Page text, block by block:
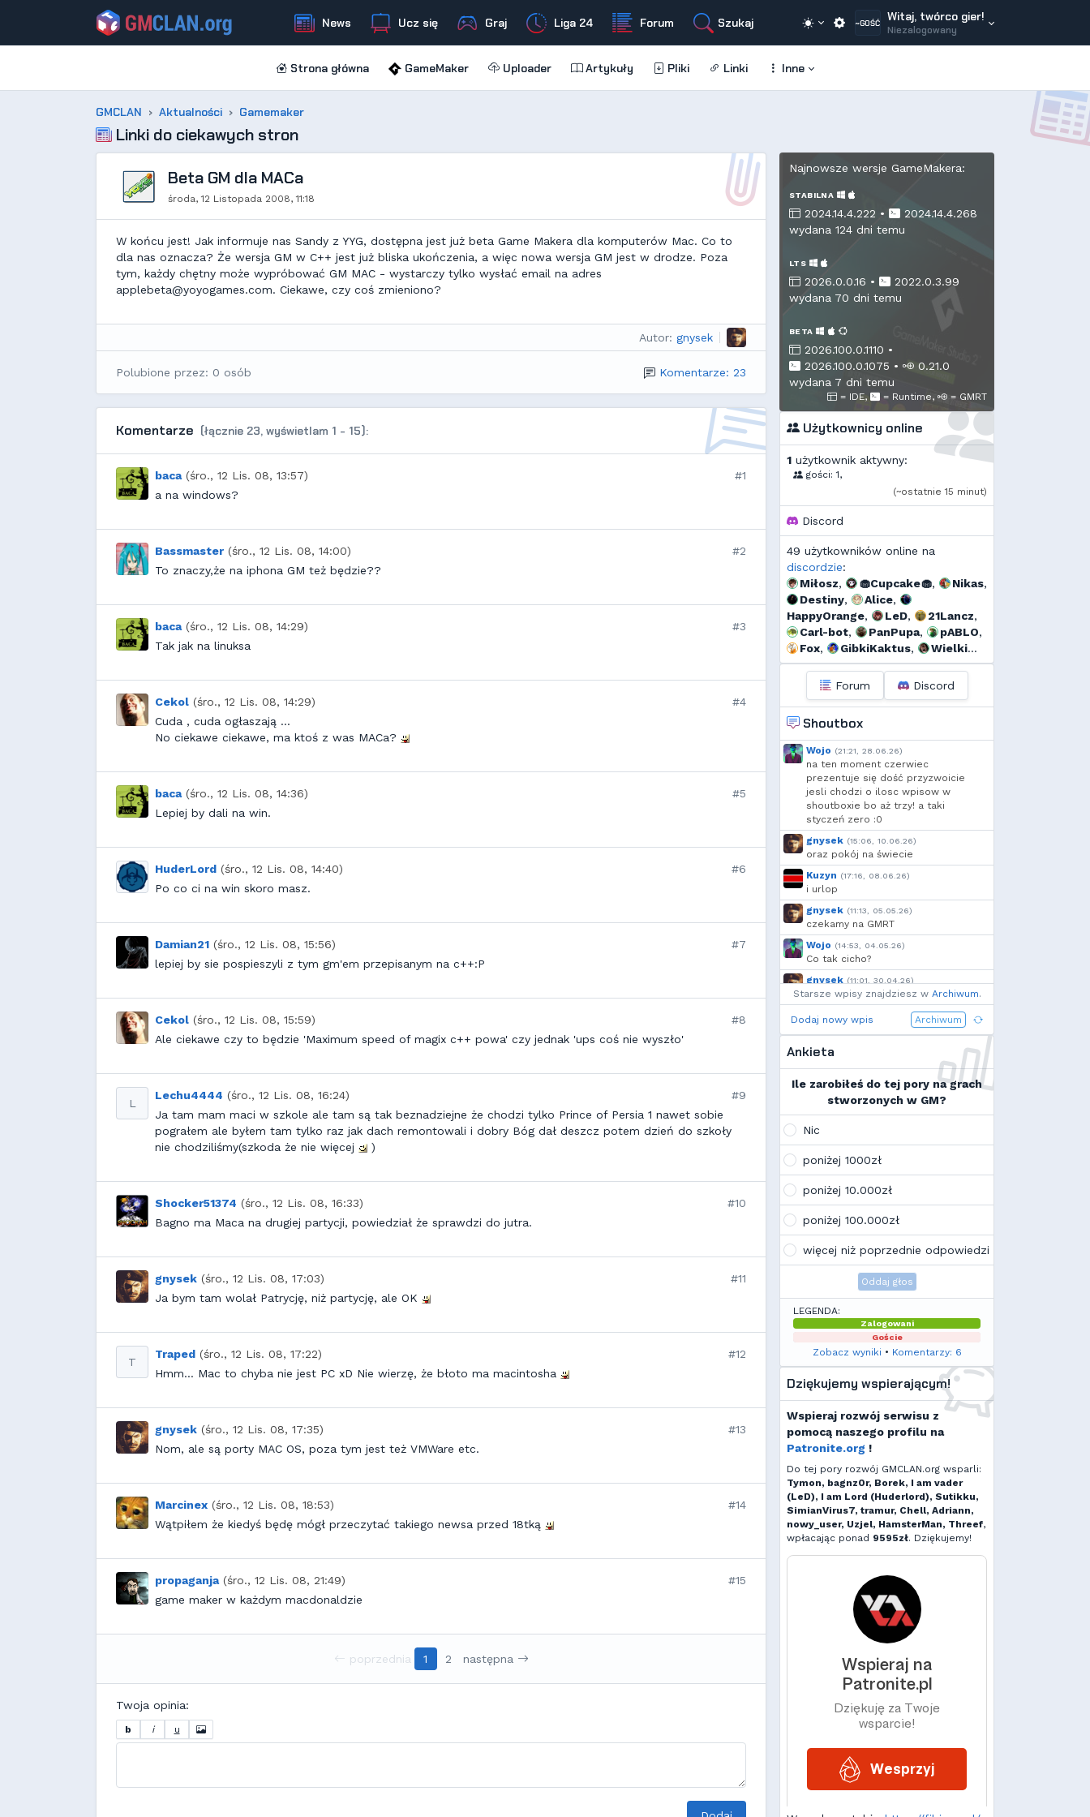
~GOŚĆ Witaj, twórco gier!
Niezalogowany
News Ucz się Graj Liga 24 Forum Szukaj
Strona główna GameMaker Uploader Artykuły Pliki Linki Inne
GMCLAN Aktualności Gamemaker
Linki do ciekawych stron
Beta GM dla MACa
środa, 12 Listopada 2008, 11:18
W końcu jest! Jak informuje nas Sandy z YYG, dostępna jest już beta Game Makera dla komputerów Mac. Co to
dla nas oznacza? Że wersja GM w C++ jest już bliska ukończenia, a więc nowa wersja GM jest w drodze. Poza
tym, każdy chętny może wypróbować GM MAC - wystarczy tylko wysłać email na adres
applebeta@yoyogames.com. Ciekawe, czy coś zmieniono?
Autor: gnysek
Polubione przez: 0 osób Komentarze: 23
Komentarze (łącznie 23, wyświetlam 1 - 15):
baca (śro., 12 Lis. 08, 13:57)
#1
a na windows?
Bassmaster (śro., 12 Lis. 08, 14:00)
#2
To znaczy,że na iphona GM też będzie??
baca (śro., 12 Lis. 08, 14:29)
#3
Tak jak na linuksa
Cekol (śro., 12 Lis. 08, 14:29)
#4
Cuda , cuda ogłaszają ...
No ciekawe ciekawe, ma ktoś z was MACa?
baca (śro., 12 Lis. 08, 14:36)
#5
Lepiej by dali na win.
HuderLord (śro., 12 Lis. 08, 14:40)
#6
Po co ci na win skoro masz.
Damian21 (śro., 12 Lis. 08, 15:56)
#7
lepiej by sie pospieszyli z tym gm'em przepisanym na c++:P
Cekol (śro., 12 Lis. 08, 15:59)
#8
Ale ciekawe czy to będzie 'Maximum speed of magix c++ powa' czy jednak 'ups coś nie wyszło'
L
Lechu4444 (śro., 12 Lis. 08, 16:24)
#9
Ja tam mam maci w szkole ale tam są tak beznadziejne że chodzi tylko Prince of Persia 1 nawet sobie
pograłem ale byłem tam tylko raz jak dach remontowali i dobry Bóg dał deszcz potem dzień do szkoły
nie chodziliśmy(szkoda że nie więcej
)
Shocker51374 (śro., 12 Lis. 08, 16:33)
#10
Bagno ma Maca na drugiej partycji, powiedział że sprawdzi do jutra.
gnysek (śro., 12 Lis. 08, 17:03)
#11
Ja bym tam wolał Patrycję, niż partycję, ale OK
T
Traped (śro., 12 Lis. 08, 17:22)
#12
Hmm... Mac to chyba nie jest PC xD Nie wierzę, że błoto ma macintosha
gnysek (śro., 12 Lis. 08, 17:35)
#13
Nom, ale są porty MAC OS, poza tym jest też VMWare etc.
Marcinex (śro., 12 Lis. 08, 18:53)
#14
Wątpiłem że kiedyś będę mógł przeczytać takiego newsa przed 18tką
propaganja (śro., 12 Lis. 08, 21:49)
#15
game maker w każdym macdonaldzie
poprzednia 1 2 następna
Twoja opinia:
b i u
Najnowsze wersje GameMakera:
STABILNA
2024.14.4.222 •
2024.14.4.268
wydana 124 dni temu
LTS
2026.0.0.16 •
2022.0.3.99
wydana 70 dni temu
BETA
2026.100.0.1110 •
2026.100.0.1075 •
0.21.0
wydana 7 dni temu
= IDE, = Runtime, = GMRT
Użytkownicy online
1 użytkownik aktywny:
gości: 1,
(~ostatnie 15 minut)
Discord
49 użytkowników online na
discordzie:
Miłosz, 🧁Cupcake🧁, Nikas,
Destiny, Alice,
HappyOrange, LeD, 21Lancz,
Carl-bot, PanPupa, pABLO,
Fox, GibkiKaktus,
Wielki
Druid, Kuzyn, GMRussell,
, fervi 𝕳𝖚𝖌𝖔 𝕲𝖔𝖓𝖝𝖆𝖑𝖊𝖝 ,
Kalor, r..., Threef,
Pako, Dyno
Deusald
, FarnekGarnek
szmalu, Korodzik, sgames
OdrzuconyKrakers, Ulti,
Kandif, Danieo, bagno ,
Arrekin, Mtax , g... , szynka
Cebul, moeglich
Krzysiek1250, h...,
exigo
Forum Discord
Shoutbox
Wojo (21:21, 28.06.26)
na ten moment czerwiec
prezentuje się dość przyzwoicie
jesli chodzi o ilosc wpisow w
shoutboxie bo aż trzy! a taki
styczeń zero :0
gnysek (15:06, 10.06.26)
oraz pokój na świecie
Kuzyn (17:16, 08.06.26)
i urlop
gnysek (11:13, 05.05.26)
czekamy na GMRT
Wojo (14:53, 04.05.26)
Co tak cicho?
gnysek (11:01, 30.04.26)
Grill panie, grill.
Wojo
(14:18, 29.04.26)
Jak planujecie spędzić najbliższą
Ja zainstalowałem sobie Linux mint
na swoim laptopie
Wojo
Tak, po zmianach gmclan przeżywa
wskazują, że ten rok będzie rokiem
Linuxa, rokiem odejścia od
discorda na rzecz forów
internetowych
K Kamilek
Ale klimat tu znowu wrócić!
Starsze wpisy znajdziesz w Archiwum.
Dodaj nowy wpis Archiwum
Ankieta
Ile zarobiłeś do tej pory na grach
stworzonych w GM?
Nic
poniżej 1000zł
poniżej 10.000zł
poniżej 100.000zł
więcej niż poprzednie odpowiedzi
Oddaj głos
LEGENDA:
Zalogowani
Goście
Zobacz wyniki • Komentarzy: 6
Dziękujemy wspierającym!
Wspieraj rozwój serwisu z
pomocą naszego profilu na
Patronite.org !
Do tej pory rozwój GMCLAN.org wsparli:
Tymon, bagnz0r, Borek, I am vader
(LeD), I am Lord (Huderlord), Sutikku,
SimianVirus7, tramur, Chell, Adriann,
nowy_user, Uzjel, HamsterMan, Threef,
wpłacając ponad 9595zł. Dziękujemy!